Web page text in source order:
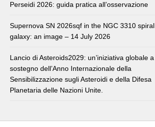
Perseidi 2026: guida pratica all’osservazione
Supernova SN 2026sqf in the NGC 3310 spiral
galaxy: an image – 14 July 2026
Lancio di Asteroids2029: un’iniziativa globale a
sostegno dell’Anno Internazionale della
Sensibilizzazione sugli Asteroidi e della Difesa
Planetaria delle Nazioni Unite.